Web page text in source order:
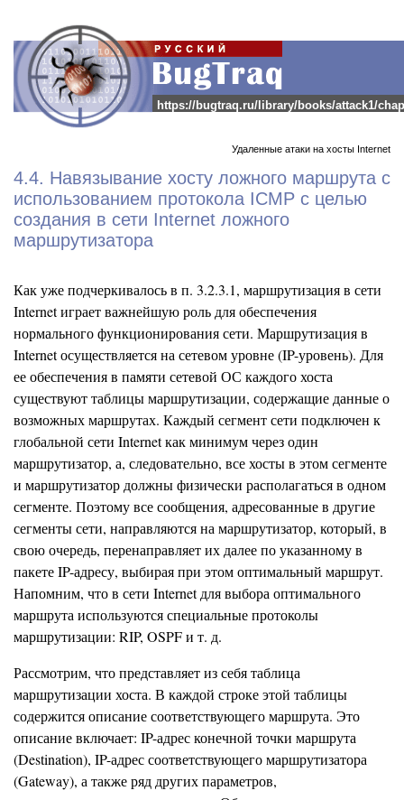
https://bugtraq.ru/library/books/attack1/
Удаленные атаки на хосты Internet
4.4. Навязывание хосту ложного маршрута с
использованием протокола ICMP с целью
создания в сети Internet ложного
маршрутизатора
Как уже подчеркивалось в п. 3.2.3.1, маршрутизация в сети
Internet играет важнейшую роль для обеспечения
нормального функционирования сети. Маршрутизация в
Internet осуществляется на сетевом уровне (IP-уровень). Для
ее обеспечения в памяти сетевой ОС каждого хоста
существуют таблицы маршрутизации, содержащие данные о
возможных маршрутах. Каждый сегмент сети подключен к
глобальной сети Internet как минимум через один
маршрутизатор, а, следовательно, все хосты в этом сегменте
и маршрутизатор должны физически располагаться в одном
сегменте. Поэтому все сообщения, адресованные в другие
сегменты сети, направляются на маршрутизатор, который, в
свою очередь, перенаправляет их далее по указанному в
пакете IP-адресу, выбирая при этом оптимальный маршрут.
Напомним, что в сети Internet для выбора оптимального
маршрута используются специальные протоколы
маршрутизации: RIP, OSPF и т. д.
Рассмотрим, что представляет из себя таблица
маршрутизации хоста. В каждой строке этой таблицы
содержится описание соответствующего маршрута. Это
описание включает: IP-адрес конечной точки маршрута
(Destination), IP-адрес соответствующего маршрутизатора
(Gateway), а также ряд других параметров,